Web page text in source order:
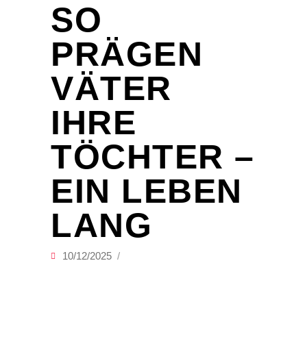
SO
PRÄGEN
VÄTER
IHRE
TÖCHTER –
EIN LEBEN
LANG
10/12/2025